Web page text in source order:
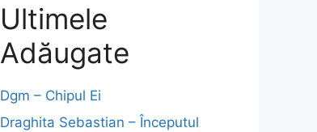
Ultimele
Adăugate
Dgm – Chipul Ei
Draghita Sebastian – Începutul